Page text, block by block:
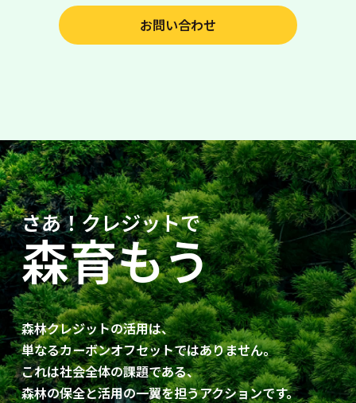
お問い合わせ
さあ！クレジットで
森育もう
森林クレジットの活用は、
単なるカーボンオフセットではありません。​
これは社会全体の課題である、​
森林の保全と活用の一翼を担うアクションです。​